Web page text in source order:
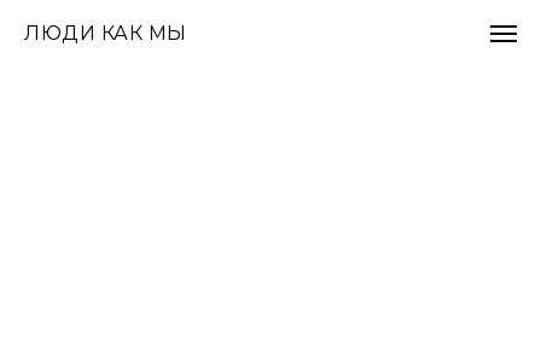
ЛЮДИ КАК МЫ